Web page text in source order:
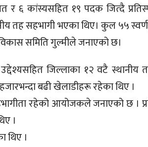
र ६ कांस्यसहित १९ पदक जित्दै
तह सहभागी भएका थिए। कुल ५५
समिति गुल्मीले जनाएको छ।
जिल्लाका १२ वटै स्थानीय
बढी खेलाडीहरू रहेका थिए ।
रहेको आयोजकले जनाएको छ ।
।
थिए ।